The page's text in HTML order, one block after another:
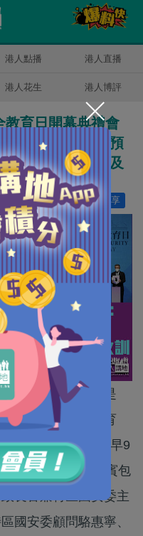
港人點播 港人直播
港人花生 港人博評
教育日開幕典禮會
手必到位、讓干預
月娥：全力推動及
分享
讚好 16
全教育日」，亦是
全民國家安全教育
2021」開幕典禮今早9
堂舉行。主禮嘉賓包
長官兼特區國安委主
國安委顧問駱惠寧、